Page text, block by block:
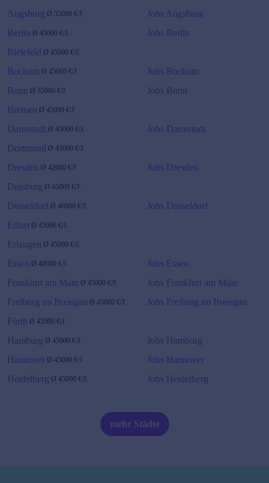
Augsburg Ø 35000 €/J.
Jobs Augsburg
Berlin Ø 45000 €/J.
Jobs Berlin
Bielefeld Ø 45000 €/J.
Bochum Ø 45000 €/J.
Jobs Bochum
Bonn Ø 35000 €/J.
Jobs Bonn
Bremen Ø 45000 €/J.
Darmstadt Ø 45000 €/J.
Jobs Darmstadt
Dortmund Ø 45000 €/J.
Dresden Ø 42000 €/J.
Jobs Dresden
Duisburg Ø 45000 €/J.
Düsseldorf Ø 46000 €/J.
Jobs Düsseldorf
Erfurt Ø 45000 €/J.
Erlangen Ø 45000 €/J.
Essen Ø 40000 €/J.
Jobs Essen
Frankfurt am Main Ø 45000 €/J.
Jobs Frankfurt am Main
Freiburg im Breisgau Ø 45000 €/J.
Jobs Freiburg im Breisgau
Fürth Ø 42000 €/J.
Hamburg Ø 45000 €/J.
Jobs Hamburg
Hannover Ø 45000 €/J.
Jobs Hannover
Heidelberg Ø 45000 €/J.
Jobs Heidelberg
mehr Städte